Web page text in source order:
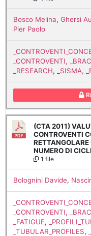
Bosco Melina, Ghersi
Pier Paolo
_CONTROVENTI,
_RESEARCH, _SISMA,
(CTA 2011)
CONTROVENTI
NUMERO DI CICLI
1 file
Bolognini Davide,
_CONTROVENTI,
_FATIGUE,
_TUBULAR_PROFILES,